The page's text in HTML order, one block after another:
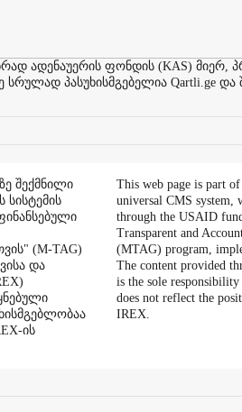
ადენაუერის ფონდის (KAS) მიერ,
პასუხისმგებელია Qartli.ge
შექმნილი
სისტემის
(M-TAG)
და
ის
This web page is part of
universal CMS system,
through the USAID
Transparent and
(MTAG) program,
The content provided
is the sole
does not reflect the
IREX.